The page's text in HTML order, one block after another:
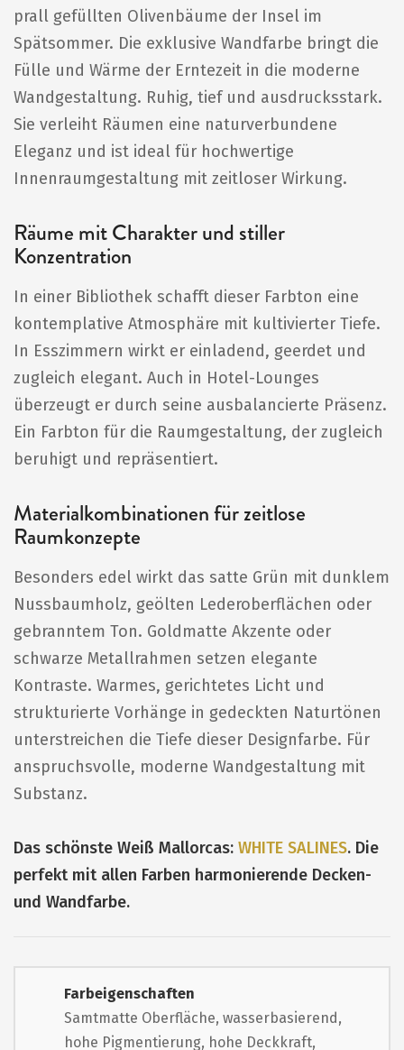
prall gefüllten Olivenbäume der Insel im
Spätsommer. Die exklusive Wandfarbe bringt die
Fülle und Wärme der Erntezeit in die moderne
Wandgestaltung. Ruhig, tief und ausdrucksstark.
Sie verleiht Räumen eine naturverbundene
Eleganz und ist ideal für hochwertige
Innenraumgestaltung mit zeitloser Wirkung.
Räume mit Charakter und stiller
Konzentration
In einer Bibliothek schafft dieser Farbton eine
kontemplative Atmosphäre mit kultivierter Tiefe.
In Esszimmern wirkt er einladend, geerdet und
zugleich elegant. Auch in Hotel-Lounges
überzeugt er durch seine ausbalancierte Präsenz.
Ein Farbton für die Raumgestaltung, der zugleich
beruhigt und repräsentiert.
Materialkombinationen für zeitlose
Raumkonzepte
Besonders edel wirkt das satte Grün mit dunklem
Nussbaumholz, geölten Lederoberflächen oder
gebranntem Ton. Goldmatte Akzente oder
schwarze Metallrahmen setzen elegante
Kontraste. Warmes, gerichtetes Licht und
strukturierte Vorhänge in gedeckten Naturtönen
unterstreichen die Tiefe dieser Designfarbe. Für
anspruchsvolle, moderne Wandgestaltung mit
Substanz.
Das schönste Weiß Mallorcas: WHITE SALINES. Die
perfekt mit allen Farben harmonierende Decken-
und Wandfarbe.
Farbeigenschaften
Samtmatte Oberfläche, wasserbasierend,
hohe Pigmentierung, hohe Deckkraft,